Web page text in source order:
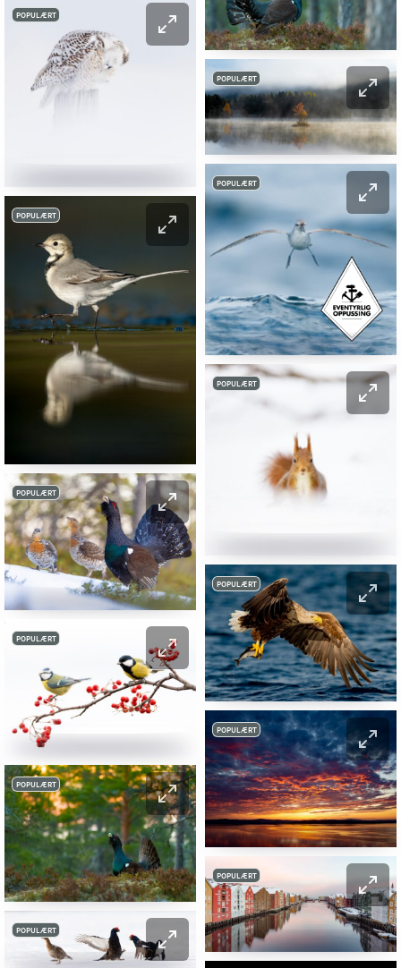
POPULÆRT
POPULÆRT
POPULÆRT
POPULÆRT
POPULÆRT
POPULÆRT
POPULÆRT
POPULÆRT
POPULÆRT
POPULÆRT
POPULÆRT
POPULÆRT